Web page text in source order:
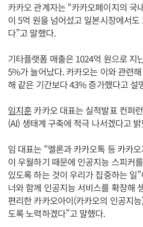
카카오 관계자는 “카카오페이지의 국
이 5억 원을 넘어섰고 일본시장에서도
다”고 말했다.
기타플랫폼 매출은 1024억 원으로 지
5%가 늘어났다. 카카오는 이와 관련
해 같은 기간보다 43% 증가했다고 설
임지훈카카오 대표는 실적발표 컨퍼
(AI) 생태계 구축에 적극 나서겠다고
임 대표는 “멜론과 카카오톡 등 카카
이 우월하기 때문에 인공지능 스피커
있도록 하는 것이 우리가 집중하는 일
너와 함께 인공지능 서비스를 확장해
편리한 카카오아이(카카오의 인공지
도록 노력하겠다”고 말했다.